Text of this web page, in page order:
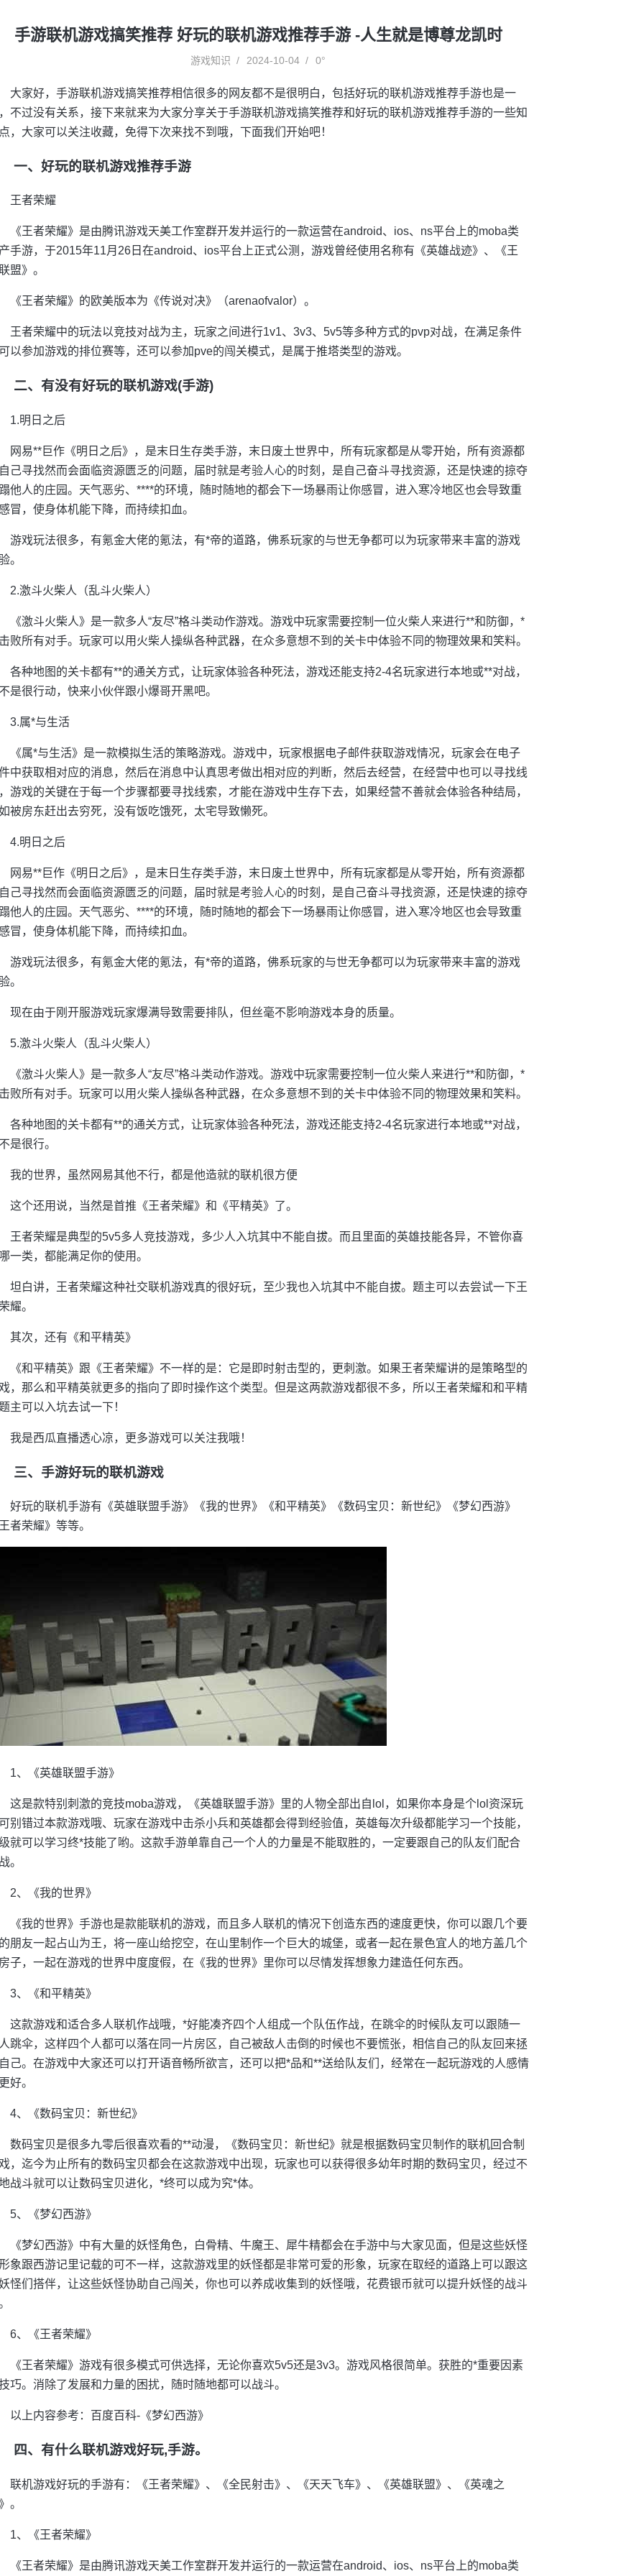
手游联机游戏搞笑推荐 好玩的联机游戏推荐手游 -人生就是博尊龙凯时
游戏知识 2024-10-04 0°
大家好，手游联机游戏搞笑推荐相信很多的网友都不是很明白，包括好玩的联机游戏推荐手游也是一
不过没有关系，接下来就来为大家分享关于手游联机游戏搞笑推荐和好玩的联机游戏推荐手游的一些知
，大家可以关注收藏，免得下次来找不到哦，下面我们开始吧！
一、好玩的联机游戏推荐手游
王者荣耀
《王者荣耀》是由腾讯游戏天美工作室群开发并运行的一款运营在android、ios、ns平台上的moba类
手游，于2015年11月26日在android、ios平台上正式公测，游戏曾经使用名称有《英雄战迹》、《王
盟》。
《王者荣耀》的欧美版本为《传说对决》（arenaofvalor）。
王者荣耀中的玩法以竞技对战为主，玩家之间进行1v1、3v3、5v5等多种方式的pvp对战，在满足条件
以参加游戏的排位赛等，还可以参加pve的闯关模式，是属于推塔类型的游戏。
二、有没有好玩的联机游戏(手游)
1.明日之后
网易**巨作《明日之后》，是末日生存类手游，末日废土世界中，所有玩家都是从零开始，所有资源都
己寻找然而会面临资源匮乏的问题，届时就是考验人心的时刻，是自己奋斗寻找资源，还是快速的掠夺
他人的庄园。天气恶劣、****的环境，随时随地的都会下一场暴雨让你感冒，进入寒冷地区也会导致重
冒，使身体机能下降，而持续扣血。
游戏玩法很多，有氪金大佬的氪法，有*帝的道路，佛系玩家的与世无争都可以为玩家带来丰富的游戏
。
2.激斗火柴人（乱斗火柴人）
《激斗火柴人》是一款多人“友尽”格斗类动作游戏。游戏中玩家需要控制一位火柴人来进行**和防御，*
败所有对手。玩家可以用火柴人操纵各种武器，在众多意想不到的关卡中体验不同的物理效果和笑料。
各种地图的关卡都有**的通关方式，让玩家体验各种死法，游戏还能支持2-4名玩家进行本地或**对战，
是很行动，快来小伙伴跟小爆哥开黑吧。
3.属*与生活
《属*与生活》是一款模拟生活的策略游戏。游戏中，玩家根据电子邮件获取游戏情况，玩家会在电子
中获取相对应的消息，然后在消息中认真思考做出相对应的判断，然后去经营，在经营中也可以寻找线
游戏的关键在于每一个步骤都要寻找线索，才能在游戏中生存下去，如果经营不善就会体验各种结局，
被房东赶出去穷死，没有饭吃饿死，太宅导致懒死。
4.明日之后
网易**巨作《明日之后》，是末日生存类手游，末日废土世界中，所有玩家都是从零开始，所有资源都
己寻找然而会面临资源匮乏的问题，届时就是考验人心的时刻，是自己奋斗寻找资源，还是快速的掠夺
他人的庄园。天气恶劣、****的环境，随时随地的都会下一场暴雨让你感冒，进入寒冷地区也会导致重
冒，使身体机能下降，而持续扣血。
游戏玩法很多，有氪金大佬的氪法，有*帝的道路，佛系玩家的与世无争都可以为玩家带来丰富的游戏
。
现在由于刚开服游戏玩家爆满导致需要排队，但丝毫不影响游戏本身的质量。
5.激斗火柴人（乱斗火柴人）
《激斗火柴人》是一款多人“友尽”格斗类动作游戏。游戏中玩家需要控制一位火柴人来进行**和防御，*
败所有对手。玩家可以用火柴人操纵各种武器，在众多意想不到的关卡中体验不同的物理效果和笑料。
各种地图的关卡都有**的通关方式，让玩家体验各种死法，游戏还能支持2-4名玩家进行本地或**对战，
是很行。
我的世界，虽然网易其他不行，都是他造就的联机很方便
这个还用说，当然是首推《王者荣耀》和《平精英》了。
王者荣耀是典型的5v5多人竞技游戏，多少人入坑其中不能自拔。而且里面的英雄技能各异，不管你喜
一类，都能满足你的使用。
坦白讲，王者荣耀这种社交联机游戏真的很好玩，至少我也入坑其中不能自拔。题主可以去尝试一下王
耀。
其次，还有《和平精英》
《和平精英》跟《王者荣耀》不一样的是：它是即时射击型的，更刺激。如果王者荣耀讲的是策略型的
，那么和平精英就更多的指向了即时操作这个类型。但是这两款游戏都很不多，所以王者荣耀和和平精
主可以入坑去试一下！
我是西瓜直播透心凉，更多游戏可以关注我哦！
三、手游好玩的联机游戏
好玩的联机手游有《英雄联盟手游》《我的世界》《和平精英》《数码宝贝：新世纪》《梦幻西游》
王者荣耀》等等。
1、《英雄联盟手游》
这是款特别刺激的竞技moba游戏，《英雄联盟手游》里的人物全部出自lol，如果你本身是个lol资深玩
别错过本款游戏哦、玩家在游戏中击杀小兵和英雄都会得到经验值，英雄每次升级都能学习一个技能，
就可以学习终*技能了哟。这款手游单靠自己一个人的力量是不能取胜的，一定要跟自己的队友们配合
。
2、《我的世界》
《我的世界》手游也是款能联机的游戏，而且多人联机的情况下创造东西的速度更快，你可以跟几个要
朋友一起占山为王，将一座山给挖空，在山里制作一个巨大的城堡，或者一起在景色宜人的地方盖几个
子，一起在游戏的世界中度度假，在《我的世界》里你可以尽情发挥想象力建造任何东西。
3、《和平精英》
这款游戏和适合多人联机作战哦，*好能凑齐四个人组成一个队伍作战，在跳伞的时候队友可以跟随一
跳伞，这样四个人都可以落在同一片房区，自己被敌人击倒的时候也不要慌张，相信自己的队友回来拯
己。在游戏中大家还可以打开语音畅所欲言，还可以把*品和**送给队友们，经常在一起玩游戏的人感情
好。
4、《数码宝贝：新世纪》
数码宝贝是很多九零后很喜欢看的**动漫，《数码宝贝：新世纪》就是根据数码宝贝制作的联机回合制
，迄今为止所有的数码宝贝都会在这款游戏中出现，玩家也可以获得很多幼年时期的数码宝贝，经过不
战斗就可以让数码宝贝进化，*终可以成为究*体。
5、《梦幻西游》
《梦幻西游》中有大量的妖怪角色，白骨精、牛魔王、犀牛精都会在手游中与大家见面，但是这些妖怪
象跟西游记里记载的可不一样，这款游戏里的妖怪都是非常可爱的形象，玩家在取经的道路上可以跟这
怪们搭伴，让这些妖怪协助自己闯关，你也可以养成收集到的妖怪哦，花费银币就可以提升妖怪的战斗
6、《王者荣耀》
《王者荣耀》游戏有很多模式可供选择，无论你喜欢5v5还是3v3。游戏风格很简单。获胜的*重要因素
巧。消除了发展和力量的困扰，随时随地都可以战斗。
以上内容参考：百度百科-《梦幻西游》
四、有什么联机游戏好玩,手游。
联机游戏好玩的手游有：《王者荣耀》、《全民射击》、《天天飞车》、《英雄联盟》、《英魂之
。
1、《王者荣耀》
《王者荣耀》是由腾讯游戏天美工作室群开发并运行的一款运营在android、ios、ns平台上的moba类